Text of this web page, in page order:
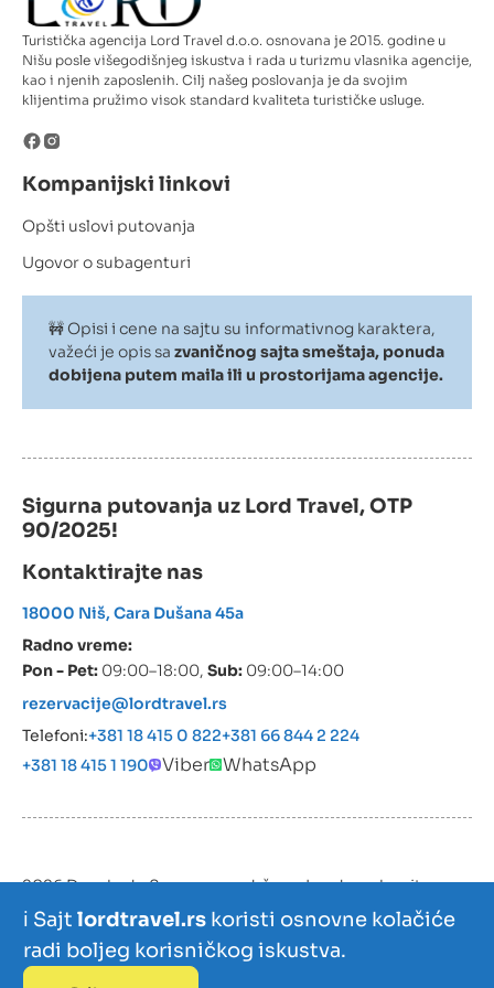
Turistička agencija Lord Travel d.o.o. osnovana je 2015. godine u
Nišu posle višegodišnjeg iskustva i rada u turizmu vlasnika agencije,
kao i njenih zaposlenih. Cilj našeg poslovanja je da svojim
klijentima pružimo visok standard kvaliteta turističke usluge.
Kompanijski linkovi
Opšti uslovi putovanja
Ugovor o subagenturi
🚧 Opisi i cene na sajtu su informativnog karaktera,
važeći je opis sa zvaničnog sajta smeštaja, ponuda
dobijena putem maila ili u prostorijama agencije.
Sigurna putovanja uz Lord Travel, OTP
90/2025!
Kontaktirajte nas
18000 Niš, Cara Dušana 45a
Radno vreme:
Pon - Pet: 09:00–18:00, Sub: 09:00–14:00
rezervacije@lordtravel.rs
Telefoni:+381 18 415 0 822+381 66 844 2 224
+381 18 415 1 190
Viber WhatsApp
2026 Devokado Sva prava zadržana. Izrada web sajta:
ℹ️ Sajtlordtravel.rs koristi osnovne kolačiće
radi boljeg korisničkog iskustva.